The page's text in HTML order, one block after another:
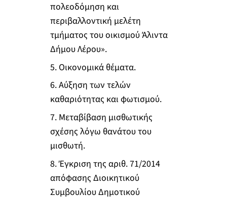
πολεοδόμηση και
περιβαλλοντική μελέτη
τμήματος του οικισμού Άλιντα
Δήμου Λέρου».
5. Οικονομικά θέματα.
6. Αύξηση των τελών
καθαριότητας και φωτισμού.
7. Μεταβίβαση μισθωτικής
σχέσης λόγω θανάτου του
μισθωτή.
8. Έγκριση της αριθ. 71/2014
απόφασης Διοικητικού
Συμβουλίου Δημοτικού